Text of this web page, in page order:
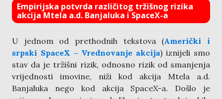
Empirijska potvrda različitog tržišnog rizika
akcija Mtela a.d. Banjaluka i SpaceX-a
U jednom od prethodnih tekstova (Američki i
srpski SpaceX – Vrednovanje akcija) iznijeli smo
stav da je tržišni rizik, odnosno rizik od smanjenja
vrijednosti imovine, niži kod akcija Mtela a.d.
Banjaluka nego kod akcija SpaceX-a. Došlo je